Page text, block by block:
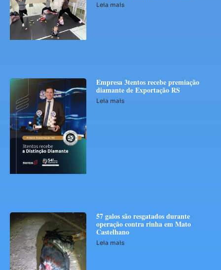
Leia mais
Empresa 3tentos recebe premiação
diamante de Exportação RS
Leia mais
57 galos são resgatados durante
operação contra rinha em Mato
Castelhano
Leia mais